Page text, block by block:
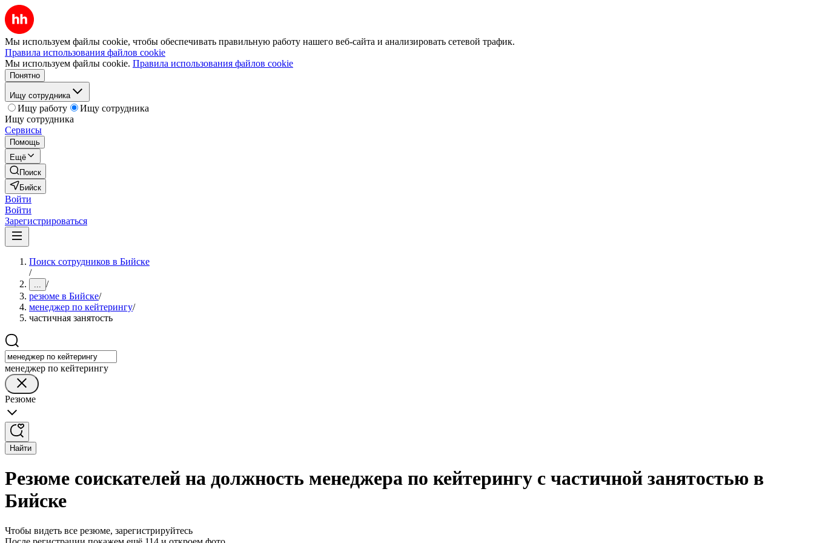
Мы используем файлы cookie, чтобы обеспечивать правильную работу нашего веб-сайта и анализировать сетевой трафик.
Правила использования файлов cookie
Мы используем файлы cookie. Правила использования файлов cookie
Понятно
Ищу сотрудника
Ищу работу
Ищу сотрудника
Ищу сотрудника
Сервисы
Помощь
Ещё
Поиск
Бийск
Войти
Войти
Зарегистрироваться
Поиск сотрудников в Бийске
/
... /
резюме в Бийске/
менеджер по кейтерингу/
частичная занятость
менеджер по кейтерингу
Резюме
Найти
Резюме соискателей на должность менеджера по кейтерингу с частичной занятостью в
Бийске
Чтобы видеть все резюме, зарегистрируйтесь